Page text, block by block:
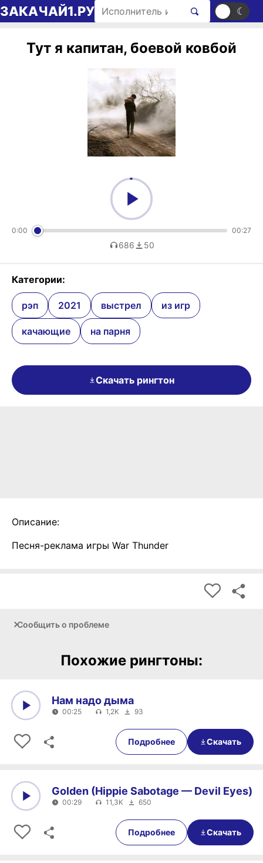
Перейти к содержимому
ЗАКАЧАЙ1.РУ Поиск рингтонов ☀ ☾
Тут я капитан, боевой ковбой
0:00 00:27
686 50
Категории:
рэп 2021 выстрел из игр
качающие на парня
Скачать рингтон
Описание:
Песня-реклама игры War Thunder
Сообщить о проблеме
Похожие рингтоны:
00:25
Нам надо дыма
00:25 1,2K 93
Подробнее Скачать
00:29
Golden (Hippie Sabotage — Devil Eyes)
00:29 11,3K 650
Подробнее Скачать